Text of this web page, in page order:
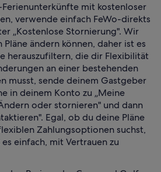
mit kostenloser
verwende einfach FeWo-direkts
„Kostenlose Stornierung". Wir
Pläne ändern können, daher ist es
herauszufiltern, die dir Flexibilität
an einer bestehenden
musst, sende deinem Gastgeber
in deinem Konto zu „Meine
oder stornieren" und dann
Egal, ob du deine Pläne
Zahlungsoptionen suchst,
einfach, mit Vertrauen zu